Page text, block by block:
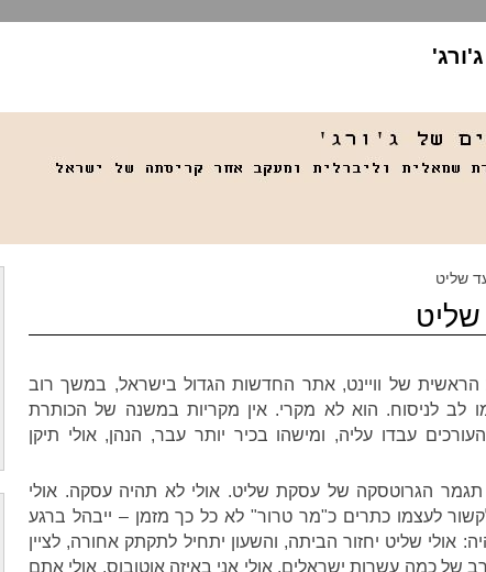
שליט
הראשית של וויינט, אתר החדשות הגדול בישראל, במשך רוב
לב לניסוח. הוא לא מקרי. אין מקריות במשנה של הכותרת
עבדו עליה, ומישהו בכיר יותר עבר, הנהן, אולי תיקן
תגמר הגרוטסקה של עסקת שליט. אולי לא תהיה עסקה. אולי
לעצמו כתרים כ"מר טרור" לא כל כך מזמן – ייבהל ברגע
אולי שליט יחזור הביתה, והשעון יתחיל לתקתק אחורה, לציין
כמה עשרות ישראלים. אולי אני באיזה אוטובוס, אולי אתם